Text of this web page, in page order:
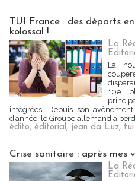
TUI France : des départs
kolossal !
La
La
10e
intégrées. Depuis son
d’année, le Groupe allemand a
édito, éditorial, jean da Luz,
Crise sanitaire : après mes
La